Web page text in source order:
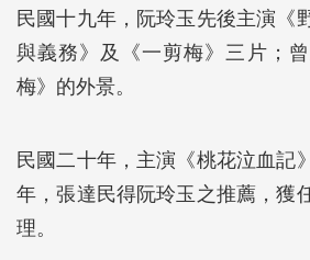
民國十九年，阮玲玉先後主演《
與義務》及《一剪梅》三片；
梅》的外景。
民國二十年，主演《桃花泣血記
年，張達民得阮玲玉之推薦，獲
理。